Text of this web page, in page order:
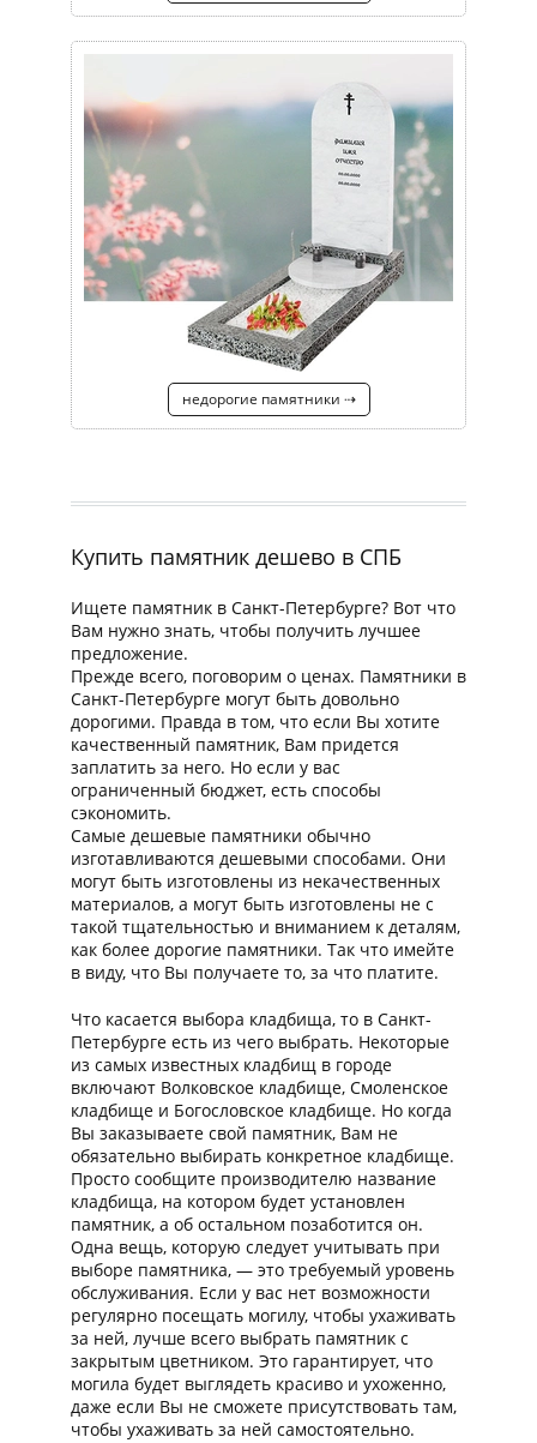
недорогие памятники ⇢
Купить памятник дешево в СПБ
Ищете памятник в Санкт-Петербурге? Вот что
Вам нужно знать, чтобы получить лучшее
предложение.
Прежде всего, поговорим о ценах. Памятники в
Санкт-Петербурге могут быть довольно
дорогими. Правда в том, что если Вы хотите
качественный памятник, Вам придется
заплатить за него. Но если у вас
ограниченный бюджет, есть способы
сэкономить.
Самые дешевые памятники обычно
изготавливаются дешевыми способами. Они
могут быть изготовлены из некачественных
материалов, а могут быть изготовлены не с
такой тщательностью и вниманием к деталям,
как более дорогие памятники. Так что имейте
в виду, что Вы получаете то, за что платите.
Что касается выбора кладбища, то в Санкт-
Петербурге есть из чего выбрать. Некоторые
из самых известных кладбищ в городе
включают Волковское кладбище, Смоленское
кладбище и Богословское кладбище. Но когда
Вы заказываете свой памятник, Вам не
обязательно выбирать конкретное кладбище.
Просто сообщите производителю название
кладбища, на котором будет установлен
памятник, а об остальном позаботится он.
Одна вещь, которую следует учитывать при
выборе памятника, — это требуемый уровень
обслуживания. Если у вас нет возможности
регулярно посещать могилу, чтобы ухаживать
за ней, лучше всего выбрать памятник с
закрытым цветником. Это гарантирует, что
могила будет выглядеть красиво и ухоженно,
даже если Вы не сможете присутствовать там,
чтобы ухаживать за ней самостоятельно.